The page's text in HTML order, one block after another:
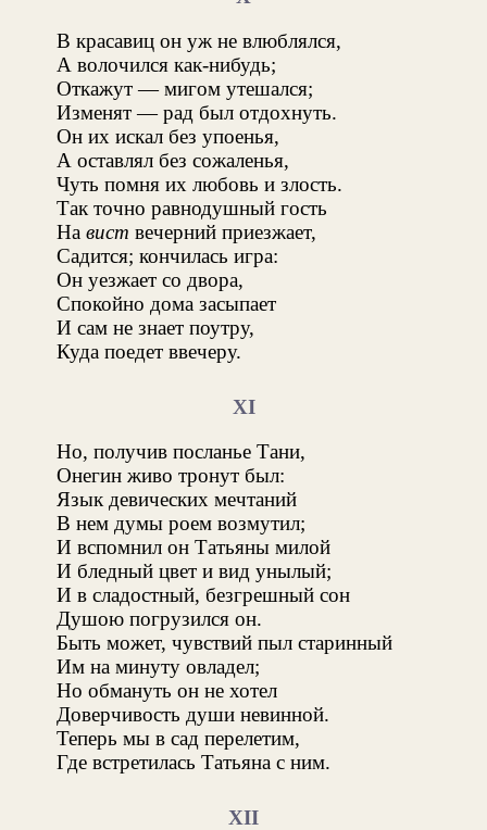
В красавиц он уж не влюблялся,
А волочился как-нибудь;
Откажут — мигом утешался;
Изменят — рад был отдохнуть.
Он их искал без упоенья,
А оставлял без сожаленья,
Чуть помня их любовь и злость.
Так точно равнодушный гость
На вист вечерний приезжает,
Садится; кончилась игра:
Он уезжает со двора,
Спокойно дома засыпает
И сам не знает поутру,
Куда поедет ввечеру.
XI
Но, получив посланье Тани,
Онегин живо тронут был:
Язык девических мечтаний
В нем думы роем возмутил;
И вспомнил он Татьяны милой
И бледный цвет и вид унылый;
И в сладостный, безгрешный сон
Душою погрузился он.
Быть может, чувствий пыл старинный
Им на минуту овладел;
Но обмануть он не хотел
Доверчивость души невинной.
Теперь мы в сад перелетим,
Где встретилась Татьяна с ним.
XII